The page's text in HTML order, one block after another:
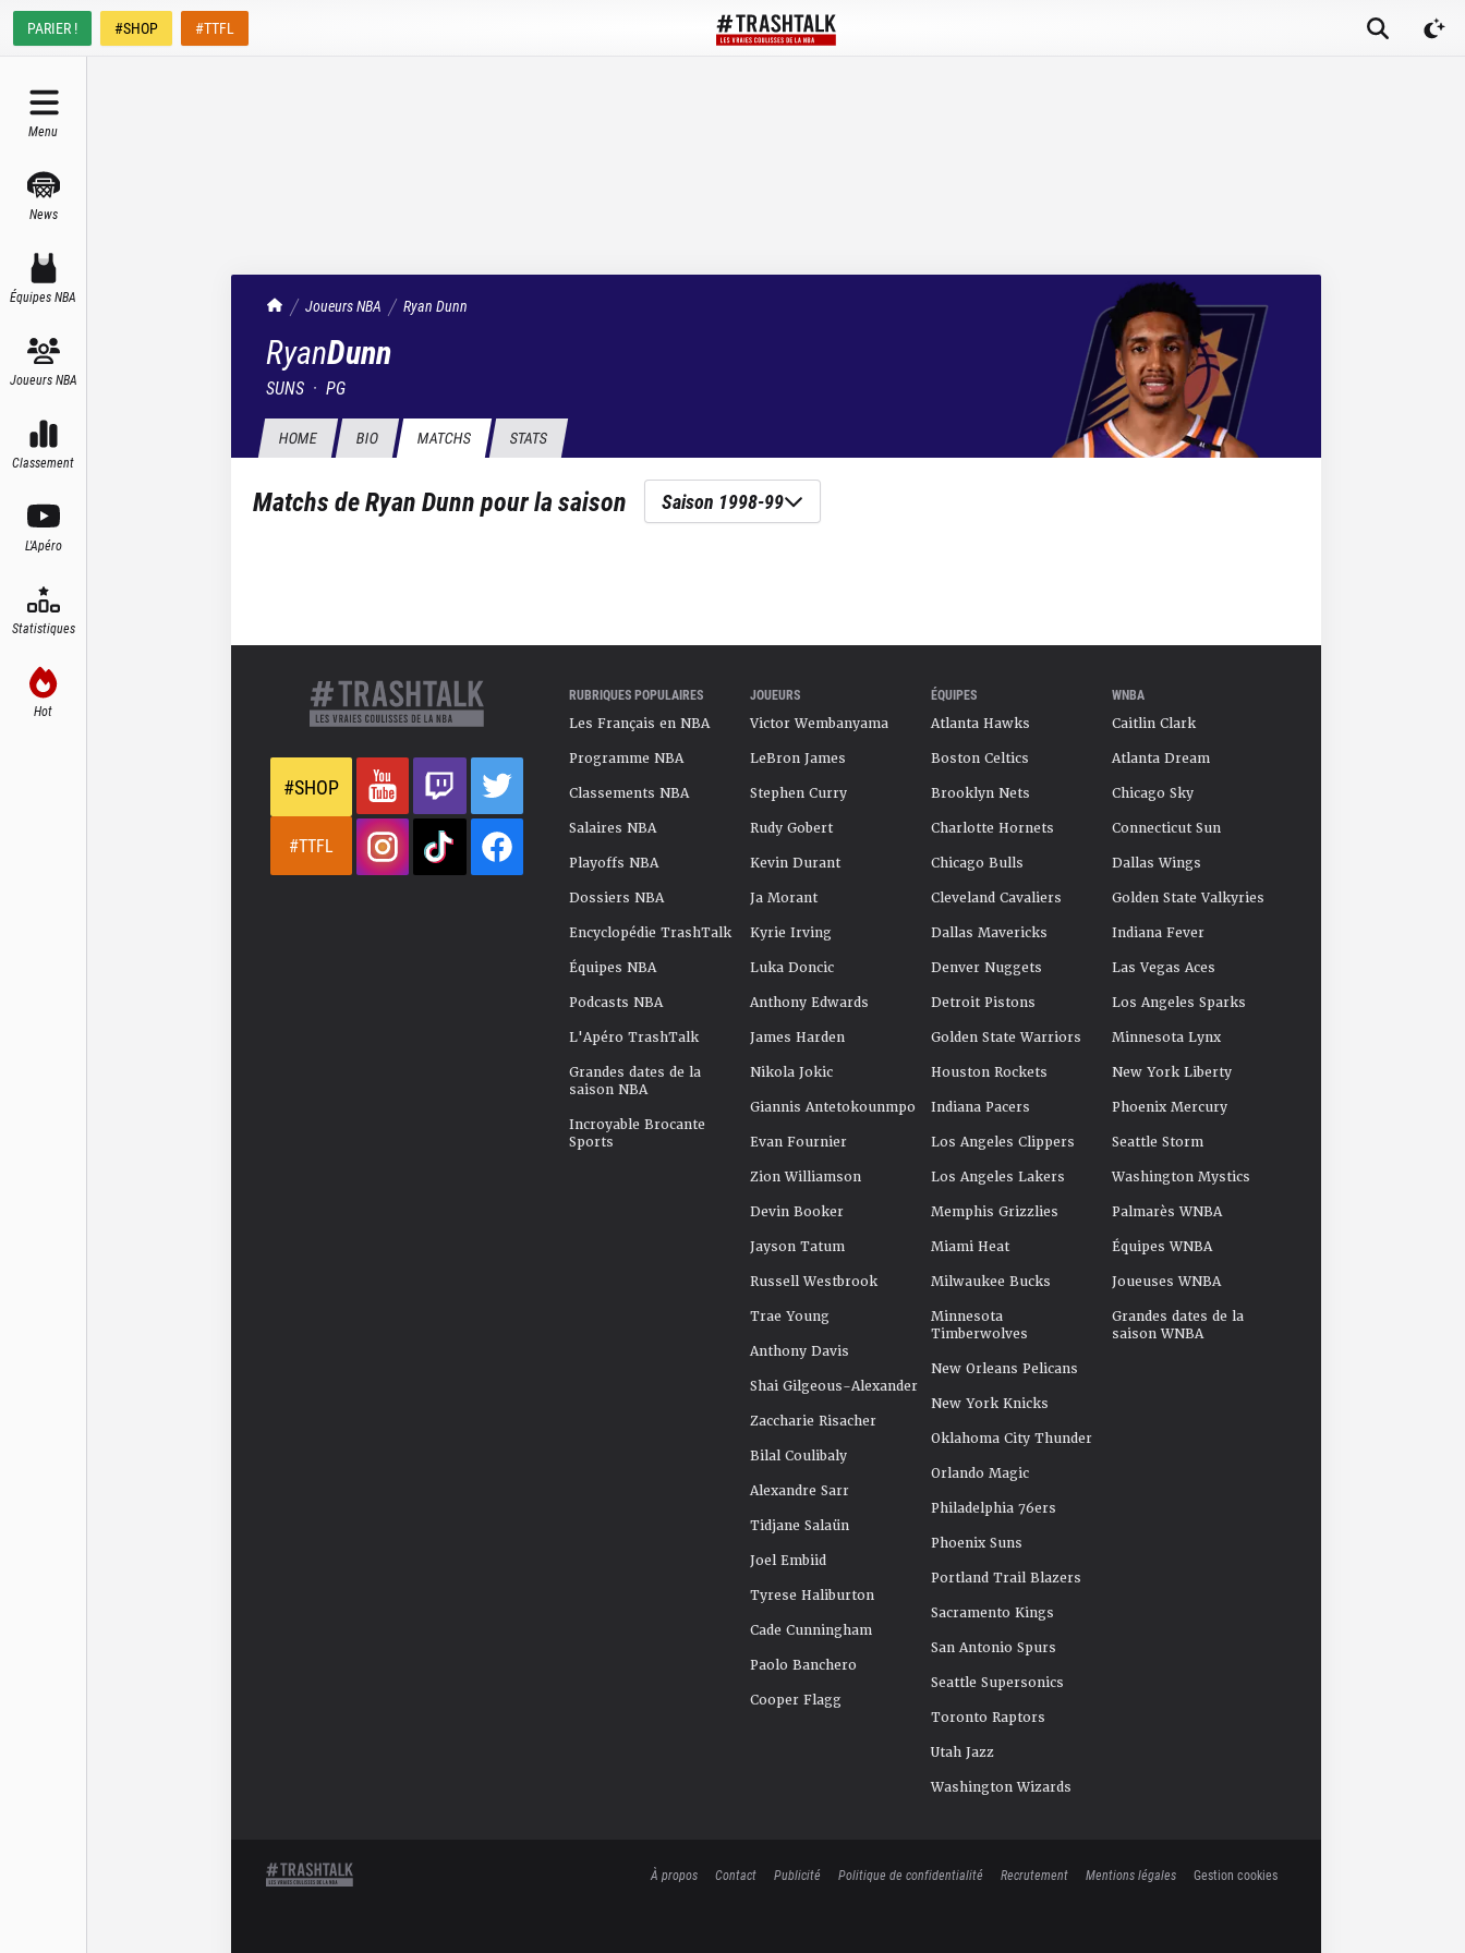
PARIER ! #SHOP #TTFL
Menu
News
Équipes NBA
Joueurs NBA
Classement
L'Apéro
Statistiques
Hot
TrashTalk Actu NBA
Joueurs NBA Ryan Dunn
RyanDunn
SUNS · PG
HOME BIO MATCHS STATS
Matchs deRyan Dunnpour la saison Saison 1998-99
#SHOP
#TTFL
RUBRIQUES POPULAIRES
Les Français en NBA
Programme NBA
Classements NBA
Salaires NBA
Playoffs NBA
Dossiers NBA
Encyclopédie TrashTalk
Équipes NBA
Podcasts NBA
L'Apéro TrashTalk
Grandes dates de la
saison NBA
Incroyable Brocante
Sports
JOUEURS
Victor Wembanyama
LeBron James
Stephen Curry
Rudy Gobert
Kevin Durant
Ja Morant
Kyrie Irving
Luka Doncic
Anthony Edwards
James Harden
Nikola Jokic
Giannis Antetokounmpo
Evan Fournier
Zion Williamson
Devin Booker
Jayson Tatum
Russell Westbrook
Trae Young
Anthony Davis
Shai Gilgeous-Alexander
Zaccharie Risacher
Bilal Coulibaly
Alexandre Sarr
Tidjane Salaün
Joel Embiid
Tyrese Haliburton
Cade Cunningham
Paolo Banchero
Cooper Flagg
ÉQUIPES
Atlanta Hawks
Boston Celtics
Brooklyn Nets
Charlotte Hornets
Chicago Bulls
Cleveland Cavaliers
Dallas Mavericks
Denver Nuggets
Detroit Pistons
Golden State Warriors
Houston Rockets
Indiana Pacers
Los Angeles Clippers
Los Angeles Lakers
Memphis Grizzlies
Miami Heat
Milwaukee Bucks
Minnesota
Timberwolves
New Orleans Pelicans
New York Knicks
Oklahoma City Thunder
Orlando Magic
Philadelphia 76ers
Phoenix Suns
Portland Trail Blazers
Sacramento Kings
San Antonio Spurs
Seattle Supersonics
Toronto Raptors
Utah Jazz
Washington Wizards
WNBA
Caitlin Clark
Atlanta Dream
Chicago Sky
Connecticut Sun
Dallas Wings
Golden State Valkyries
Indiana Fever
Las Vegas Aces
Los Angeles Sparks
Minnesota Lynx
New York Liberty
Phoenix Mercury
Seattle Storm
Washington Mystics
Palmarès WNBA
Équipes WNBA
Joueuses WNBA
Grandes dates de la
saison WNBA
À propos Contact Publicité Politique de confidentialité Recrutement Mentions légales Gestion cookies